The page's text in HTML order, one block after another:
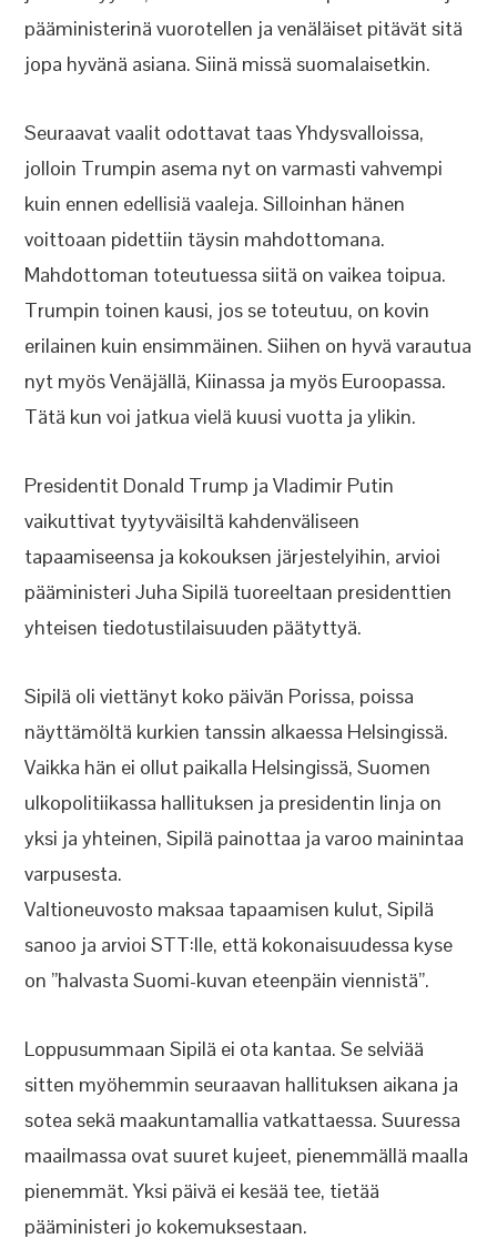
pääministerinä vuorotellen ja venäläiset pitävät sitä
jopa hyvänä asiana. Siinä missä suomalaisetkin.
Seuraavat vaalit odottavat taas Yhdysvalloissa,
jolloin Trumpin asema nyt on varmasti vahvempi
kuin ennen edellisiä vaaleja. Silloinhan hänen
voittoaan pidettiin täysin mahdottomana.
Mahdottoman toteutuessa siitä on vaikea toipua.
Trumpin toinen kausi, jos se toteutuu, on kovin
erilainen kuin ensimmäinen. Siihen on hyvä varautua
nyt myös Venäjällä, Kiinassa ja myös Euroopassa.
Tätä kun voi jatkua vielä kuusi vuotta ja ylikin.
Presidentit Donald Trump ja Vladimir Putin
vaikuttivat tyytyväisiltä kahdenväliseen
tapaamiseensa ja kokouksen järjestelyihin, arvioi
pääministeri Juha Sipilä tuoreeltaan presidenttien
yhteisen tiedotustilaisuuden päätyttyä.
Sipilä oli viettänyt koko päivän Porissa, poissa
näyttämöltä kurkien tanssin alkaessa Helsingissä.
Vaikka hän ei ollut paikalla Helsingissä, Suomen
ulkopolitiikassa hallituksen ja presidentin linja on
yksi ja yhteinen, Sipilä painottaa ja varoo mainintaa
varpusesta.
Valtioneuvosto maksaa tapaamisen kulut, Sipilä
sanoo ja arvioi STT:lle, että kokonaisuudessa kyse
on ”halvasta Suomi-kuvan eteenpäin viennistä”.
Loppusummaan Sipilä ei ota kantaa. Se selviää
sitten myöhemmin seuraavan hallituksen aikana ja
sotea sekä maakuntamallia vatkattaessa. Suuressa
maailmassa ovat suuret kujeet, pienemmällä maalla
pienemmät. Yksi päivä ei kesää tee, tietää
pääministeri jo kokemuksestaan.